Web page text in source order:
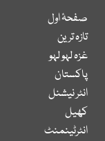
صفحۂ اول
تازہ ترین
غزہ لہو لہو
پاکستان
انٹر نیشنل
کھیل
انٹرٹینمنٹ